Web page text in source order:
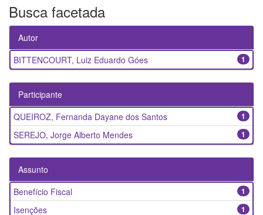
Busca facetada
Autor
1
BITTENCOURT, Luiz Eduardo Góes
Participante
1
QUEIROZ, Fernanda Dayane dos Santos
1
SEREJO, Jorge Alberto Mendes
Assunto
1
Benefício Fiscal
1
Isenções